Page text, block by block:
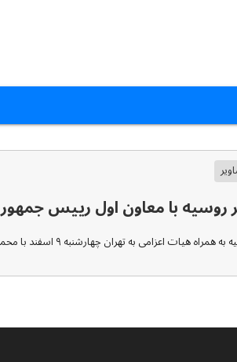
روسیه با معاون اول رییس جمهور
۹ اسفند با محمدمهدی مخبر، معاون اول رییس جمهوری دیدار و گفتگو کردند.